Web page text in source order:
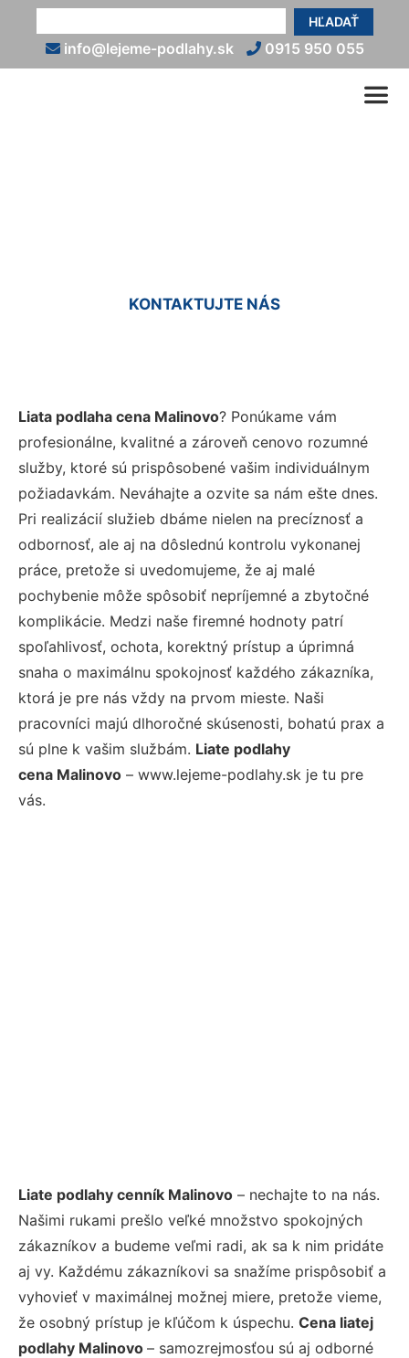
HĽADAŤ
info@lejeme-podlahy.sk 0915 950 055
KONTAKTUJTE NÁS
Liata podlaha cena Malinovo? Ponúkame vám
profesionálne, kvalitné a zároveň cenovo rozumné
služby, ktoré sú prispôsobené vašim individuálnym
požiadavkám. Neváhajte a ozvite sa nám ešte dnes.
Pri realizácií služieb dbáme nielen na precíznosť a
odbornosť, ale aj na dôslednú kontrolu vykonanej
práce, pretože si uvedomujeme, že aj malé
pochybenie môže spôsobiť nepríjemné a zbytočné
komplikácie. Medzi naše firemné hodnoty patrí
spoľahlivosť, ochota, korektný prístup a úprimná
snaha o maximálnu spokojnosť každého zákazníka,
ktorá je pre nás vždy na prvom mieste. Naši
pracovníci majú dlhoročné skúsenosti, bohatú prax a
sú plne k vašim službám. Liate podlahy
cena Malinovo – www.lejeme-podlahy.sk je tu pre
vás.
Liate podlahy cenník Malinovo – nechajte to na nás.
Našimi rukami prešlo veľké množstvo spokojných
zákazníkov a budeme veľmi radi, ak sa k nim pridáte
aj vy. Každému zákazníkovi sa snažíme prispôsobiť a
vyhovieť v maximálnej možnej miere, pretože vieme,
že osobný prístup je kľúčom k úspechu. Cena liatej
podlahy Malinovo – samozrejmosťou sú aj odborné